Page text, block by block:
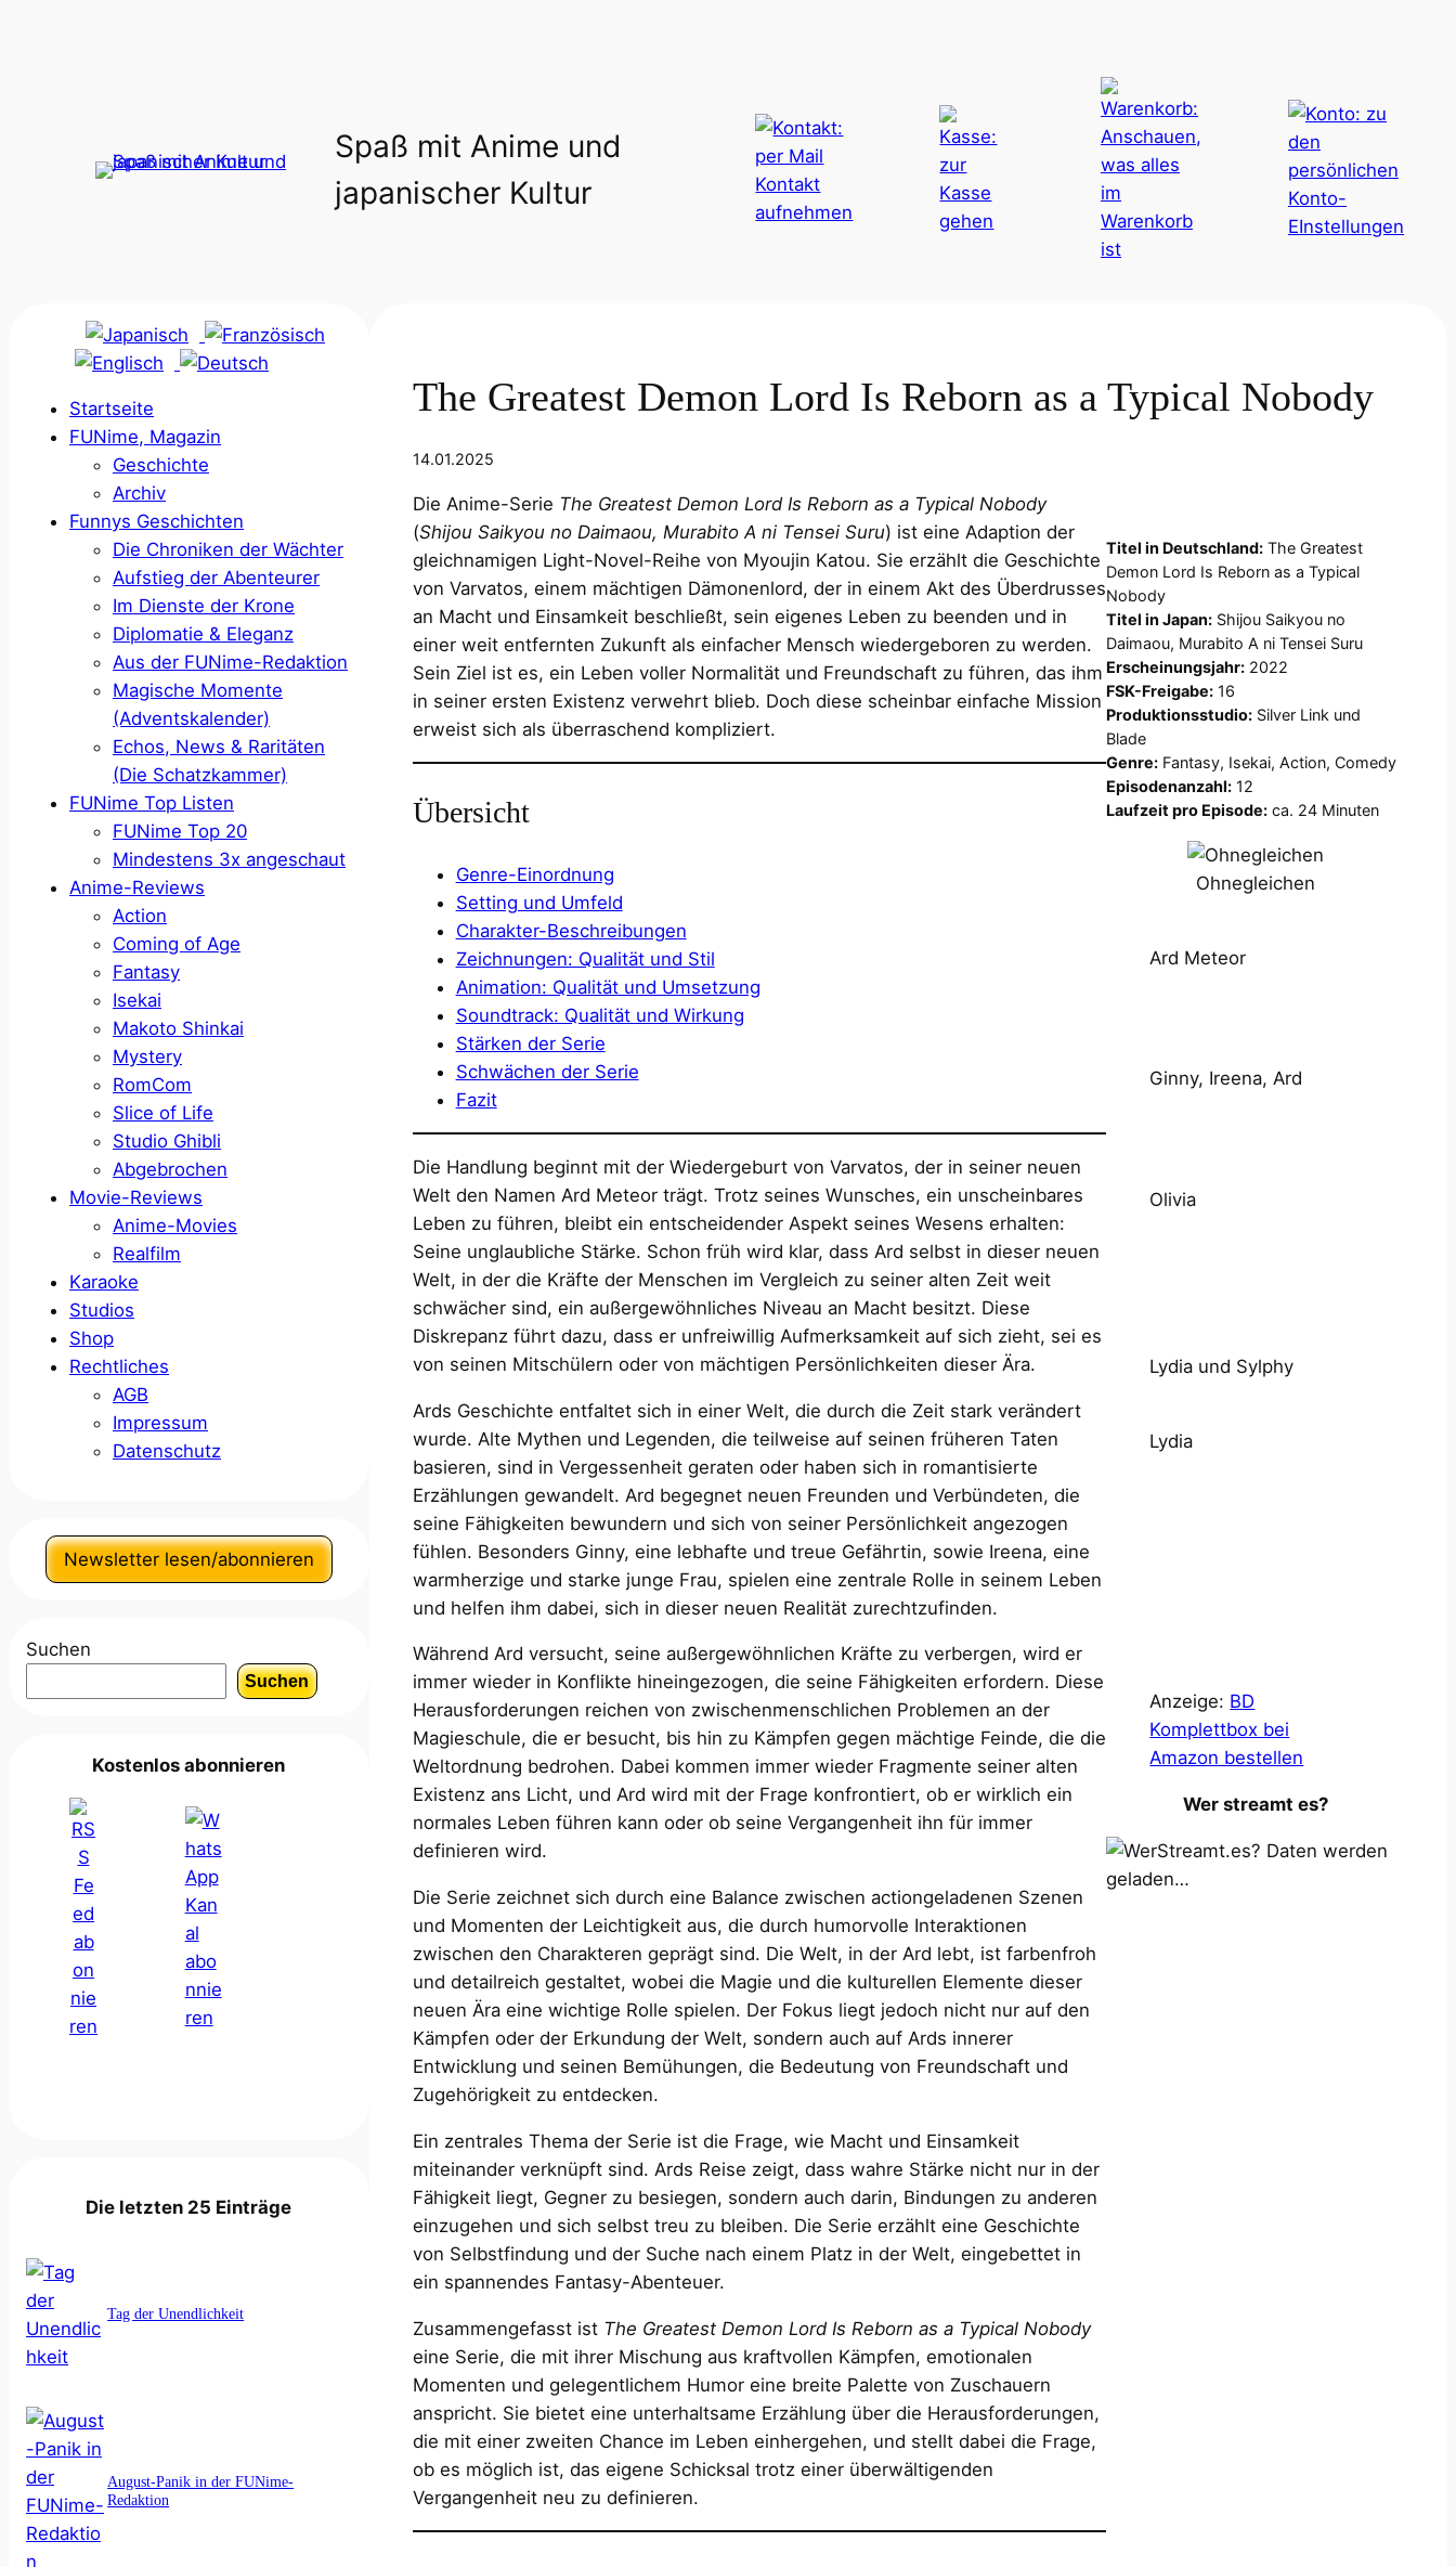
Spaß mit Anime und
japanischer Kultur
Startseite
FUNime, Magazin
Geschichte
Archiv
Funnys Geschichten
Die Chroniken der Wächter
Aufstieg der Abenteurer
Im Dienste der Krone
Diplomatie & Eleganz
Aus der FUNime-Redaktion
Magische Momente
(Adventskalender)
Echos, News & Raritäten
(Die Schatzkammer)
FUNime Top Listen
FUNime Top 20
Mindestens 3x angeschaut
Anime-Reviews
Action
Coming of Age
Fantasy
Isekai
Makoto Shinkai
Mystery
RomCom
Slice of Life
Studio Ghibli
Abgebrochen
Movie-Reviews
Anime-Movies
Realfilm
Karaoke
Studios
Shop
Rechtliches
AGB
Impressum
Datenschutz
Newsletter lesen/abonnieren
Suchen
Suchen
Kostenlos abonnieren
Die letzten 25 Einträge
Tag der Unendlichkeit
August-Panik in der FUNime-
Redaktion
The Greatest Demon Lord Is Reborn as a Typical Nobody
14.01.2025
Die Anime-Serie The Greatest Demon Lord Is Reborn as a Typical Nobody
(Shijou Saikyou no Daimaou, Murabito A ni Tensei Suru) ist eine Adaption der
gleichnamigen Light-Novel-Reihe von Myoujin Katou. Sie erzählt die Geschichte
von Varvatos, einem mächtigen Dämonenlord, der in einem Akt des Überdrusses
an Macht und Einsamkeit beschließt, sein eigenes Leben zu beenden und in
einer weit entfernten Zukunft als einfacher Mensch wiedergeboren zu werden.
Sein Ziel ist es, ein Leben voller Normalität und Freundschaft zu führen, das ihm
in seiner ersten Existenz verwehrt blieb. Doch diese scheinbar einfache Mission
erweist sich als überraschend kompliziert.
Übersicht
Genre-Einordnung
Setting und Umfeld
Charakter-Beschreibungen
Zeichnungen: Qualität und Stil
Animation: Qualität und Umsetzung
Soundtrack: Qualität und Wirkung
Stärken der Serie
Schwächen der Serie
Fazit
Die Handlung beginnt mit der Wiedergeburt von Varvatos, der in seiner neuen
Welt den Namen Ard Meteor trägt. Trotz seines Wunsches, ein unscheinbares
Leben zu führen, bleibt ein entscheidender Aspekt seines Wesens erhalten:
Seine unglaubliche Stärke. Schon früh wird klar, dass Ard selbst in dieser neuen
Welt, in der die Kräfte der Menschen im Vergleich zu seiner alten Zeit weit
schwächer sind, ein außergewöhnliches Niveau an Macht besitzt. Diese
Diskrepanz führt dazu, dass er unfreiwillig Aufmerksamkeit auf sich zieht, sei es
von seinen Mitschülern oder von mächtigen Persönlichkeiten dieser Ära.
Ards Geschichte entfaltet sich in einer Welt, die durch die Zeit stark verändert
wurde. Alte Mythen und Legenden, die teilweise auf seinen früheren Taten
basieren, sind in Vergessenheit geraten oder haben sich in romantisierte
Erzählungen gewandelt. Ard begegnet neuen Freunden und Verbündeten, die
seine Fähigkeiten bewundern und sich von seiner Persönlichkeit angezogen
fühlen. Besonders Ginny, eine lebhafte und treue Gefährtin, sowie Ireena, eine
warmherzige und starke junge Frau, spielen eine zentrale Rolle in seinem Leben
und helfen ihm dabei, sich in dieser neuen Realität zurechtzufinden.
Während Ard versucht, seine außergewöhnlichen Kräfte zu verbergen, wird er
immer wieder in Konflikte hineingezogen, die seine Fähigkeiten erfordern. Diese
Herausforderungen reichen von zwischenmenschlichen Problemen an der
Magieschule, die er besucht, bis hin zu Kämpfen gegen mächtige Feinde, die die
Weltordnung bedrohen. Dabei kommen immer wieder Fragmente seiner alten
Existenz ans Licht, und Ard wird mit der Frage konfrontiert, ob er wirklich ein
normales Leben führen kann oder ob seine Vergangenheit ihn für immer
definieren wird.
Die Serie zeichnet sich durch eine Balance zwischen actiongeladenen Szenen
und Momenten der Leichtigkeit aus, die durch humorvolle Interaktionen
zwischen den Charakteren geprägt sind. Die Welt, in der Ard lebt, ist farbenfroh
und detailreich gestaltet, wobei die Magie und die kulturellen Elemente dieser
neuen Ära eine wichtige Rolle spielen. Der Fokus liegt jedoch nicht nur auf den
Kämpfen oder der Erkundung der Welt, sondern auch auf Ards innerer
Entwicklung und seinen Bemühungen, die Bedeutung von Freundschaft und
Zugehörigkeit zu entdecken.
Ein zentrales Thema der Serie ist die Frage, wie Macht und Einsamkeit
miteinander verknüpft sind. Ards Reise zeigt, dass wahre Stärke nicht nur in der
Fähigkeit liegt, Gegner zu besiegen, sondern auch darin, Bindungen zu anderen
einzugehen und sich selbst treu zu bleiben. Die Serie erzählt eine Geschichte
von Selbstfindung und der Suche nach einem Platz in der Welt, eingebettet in
ein spannendes Fantasy-Abenteuer.
Zusammengefasst ist The Greatest Demon Lord Is Reborn as a Typical Nobody
eine Serie, die mit ihrer Mischung aus kraftvollen Kämpfen, emotionalen
Momenten und gelegentlichem Humor eine breite Palette von Zuschauern
anspricht. Sie bietet eine unterhaltsame Erzählung über die Herausforderungen,
die mit einer zweiten Chance im Leben einhergehen, und stellt dabei die Frage,
ob es möglich ist, das eigene Schicksal trotz einer überwältigenden
Vergangenheit neu zu definieren.
Titel in Deutschland: The Greatest
Demon Lord Is Reborn as a Typical
Nobody
Titel in Japan: Shijou Saikyou no
Daimaou, Murabito A ni Tensei Suru
Erscheinungsjahr: 2022
FSK-Freigabe: 16
Produktionsstudio: Silver Link und
Blade
Genre: Fantasy, Isekai, Action, Comedy
Episodenanzahl: 12
Laufzeit pro Episode: ca. 24 Minuten
Ohnegleichen
Ard Meteor
Ginny, Ireena, Ard
Olivia
Lydia und Sylphy
Lydia
Anzeige: BD
Komplettbox bei
Amazon bestellen
Wer streamt es?
Daten werden
geladen…